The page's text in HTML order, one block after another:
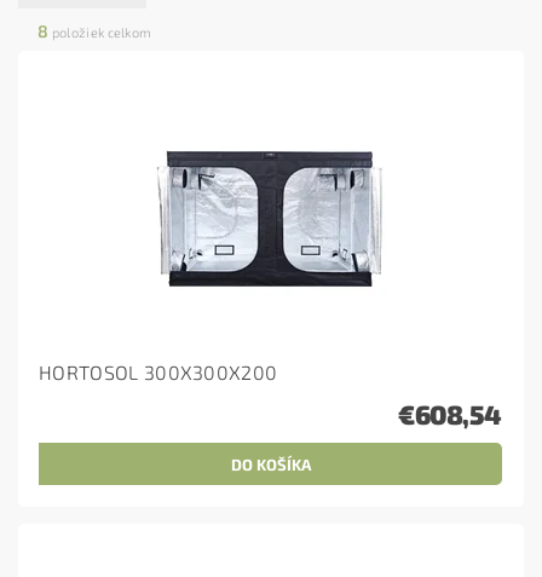
8 položiek celkom
HORTOSOL 300X300X200
€608,54